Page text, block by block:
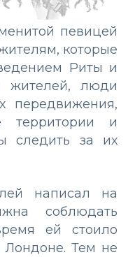
певицей
которые
Риты и
жителей, люди
передвижения,
территории и
следить за их
написал на
соблюдать
ей стоило
Лондоне. Тем не